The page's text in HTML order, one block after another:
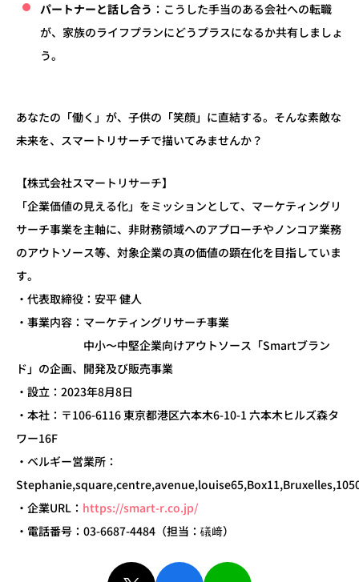
パートナーと話し合う ：こうした手当のある会社への転職
が、家族のライフプランにどうプラスになるか共有しましょ
う。
あなたの「働く」が、子供の「笑顔」に直結する。そんな素敵な
未来を、スマートリサーチで描いてみませんか？
【株式会社スマートリサーチ】
「企業価値の見える化」をミッションとして、マーケティングリ
サーチ事業を主軸に、非財務領域へのアプローチやノンコア業務
のアウトソース等、対象企業の真の価値の顕在化を目指していま
す。
・代表取締役：安平 健人
・事業内容：マーケティングリサーチ事業
中小〜中堅企業向けアウトソース「Smartブラン
ド」の企画、開発及び販売事業
・設立：2023年8月8日
・本社：〒106-6116 東京都港区六本木6-10-1 六本木ヒルズ森タ
ワー16F
・ベルギー営業所：
・企業URL： https://smart-r.co.jp/
・電話番号：03-6687-4484（担当：礒﨑）